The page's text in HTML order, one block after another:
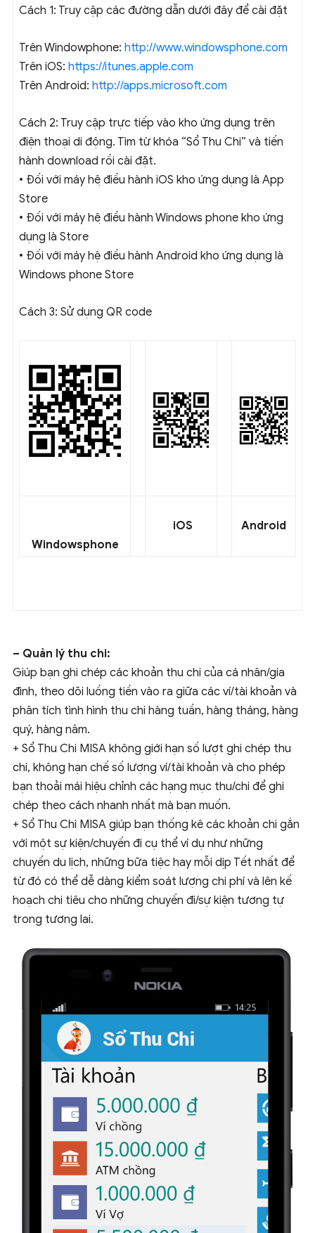
Cách 1: Truy cập các đường dẫn dưới đây để cài đặt
Trên Windowphone: http://www.windowsphone.com
Trên iOS: https://itunes.apple.com
Trên Android: http://apps.microsoft.com
Cách 2: Truy cập trực tiếp vào kho ứng dụng trên
điện thoại di động. Tìm từ khóa “Sổ Thu Chi” và tiến
hành download rồi cài đặt.
• Đối với máy hệ điều hành iOS kho ứng dụng là App
Store
• Đối với máy hệ điều hành Windows phone kho ứng
dụng là Store
• Đối với máy hệ điều hành Android kho ứng dụng là
Windows phone Store
Cách 3: Sử dụng QR code
Windowsphone
iOS Android
– Quản lý thu chi:
Giúp bạn ghi chép các khoản thu chi của cá nhân/gia
đình, theo dõi luồng tiền vào ra giữa các ví/tài khoản và
phân tích tình hình thu chi hàng tuần, hàng tháng, hàng
quý, hàng năm.
+ Sổ Thu Chi MISA không giới hạn số lượt ghi chép thu
chi, không hạn chế số lượng ví/tài khoản và cho phép
bạn thoải mái hiệu chỉnh các hạng mục thu/chi để ghi
chép theo cách nhanh nhất mà bạn muốn.
+ Sổ Thu Chi MISA giúp bạn thống kê các khoản chi gắn
với một sự kiện/chuyến đi cụ thể ví dụ như những
chuyến du lịch, những bữa tiệc hay mỗi dịp Tết nhất để
từ đó có thể dễ dàng kiểm soát lượng chi phí và lên kế
hoạch chi tiêu cho những chuyến đi/sự kiện tương tự
trong tương lai.